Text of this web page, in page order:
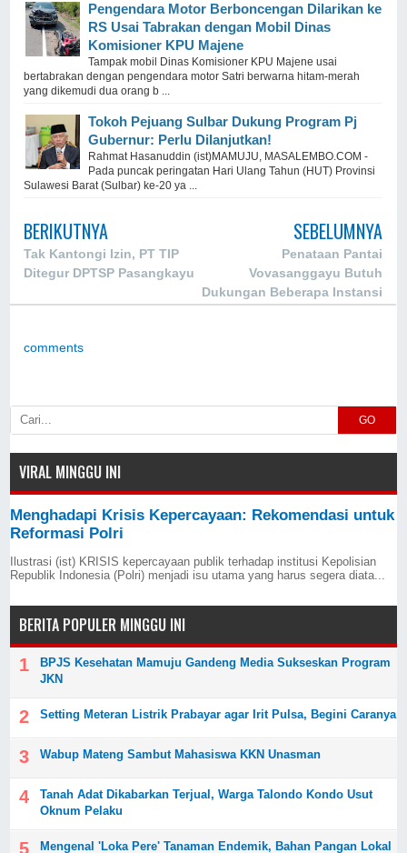
Pengendara Motor Berboncengan Dilarikan ke
RS Usai Tabrakan dengan Mobil Dinas
Komisioner KPU Majene
Tampak mobil Dinas Komisioner KPU Majene usai
bertabrakan dengan pengendara motor Satri berwarna hitam-merah
yang dikemudi dua orang b ...
Tokoh Pejuang Sulbar Dukung Program Pj
Gubernur: Perlu Dilanjutkan!
Rahmat Hasanuddin (ist)MAMUJU, MASALEMBO.COM -
Pada puncak peringatan Hari Ulang Tahun (HUT) Provinsi
Sulawesi Barat (Sulbar) ke-20 ya ...
BERIKUTNYA
Tak Kantongi Izin, PT TIP
Ditegur DPTSP Pasangkayu
SEBELUMNYA
Penataan Pantai
Vovasanggayu Butuh
Dukungan Beberapa Instansi
comments
GO
VIRAL MINGGU INI
Menghadapi Krisis Kepercayaan: Rekomendasi untuk
Reformasi Polri
Ilustrasi (ist) KRISIS kepercayaan publik terhadap institusi Kepolisian
Republik Indonesia (Polri) menjadi isu utama yang harus segera diata...
BERITA POPULER MINGGU INI
BPJS Kesehatan Mamuju Gandeng Media Sukseskan Program
JKN
Setting Meteran Listrik Prabayar agar Irit Pulsa, Begini Caranya
Wabup Mateng Sambut Mahasiswa KKN Unasman
Tanah Adat Dikabarkan Terjual, Warga Talondo Kondo Usut
Oknum Pelaku
Mengenal 'Loka Pere' Tanaman Endemik, Bahan Pangan Lokal